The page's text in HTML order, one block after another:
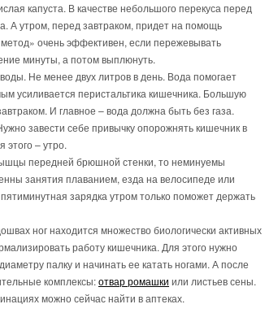
капуста. В качестве небольшого перекуса перед
А утром, перед завтраком, придет на помощь
очень эффективен, если пережевывать
минуты, а потом выплюнуть.
Не менее двух литров в день. Вода помогает
усиливается перистальтика кишечника. Большую
И главное – вода должна быть без газа.
завести себе привычку опорожнять кишечник в
– утро.
передней брюшной стенки, то неминуемы
занятия плаванием, езда на велосипеде или
зарядка утром только поможет держать
ног находится множество биологически активных
работу кишечника. Для этого нужно
палку и начинать ее катать ногами. А после
комплексы:отвар ромашки или листьев сены.
можно сейчас найти в аптеках.